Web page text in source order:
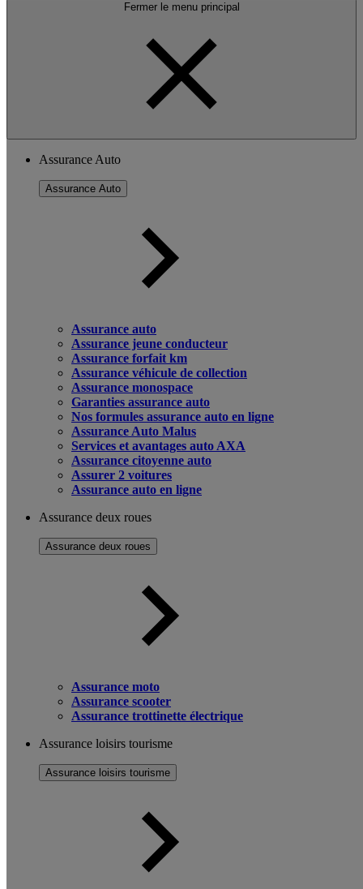
Fermer le menu principal
Assurance Auto
Assurance Auto
Assurance auto
Assurance jeune conducteur
Assurance forfait km
Assurance véhicule de collection
Assurance monospace
Garanties assurance auto
Nos formules assurance auto en ligne
Assurance Auto Malus
Services et avantages auto AXA
Assurance citoyenne auto
Assurer 2 voitures
Assurance auto en ligne
Assurance deux roues
Assurance deux roues
Assurance moto
Assurance scooter
Assurance trottinette électrique
Assurance loisirs tourisme
Assurance loisirs tourisme